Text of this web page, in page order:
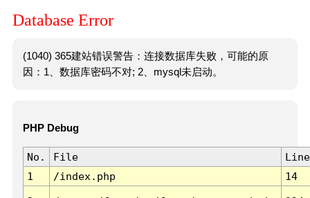
Database Error
(1040) 365建站错误警告：连接数据库失败，可能的原
因：1、数据库密码不对; 2、mysql未启动。
PHP Debug
No. File
Line
1
/index.php 14